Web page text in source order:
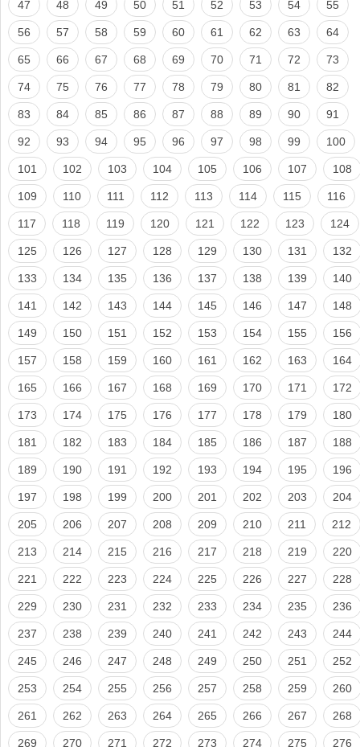
47 48 49 50 51 52 53 54 55
56 57 58 59 60 61 62 63 64
65 66 67 68 69 70 71 72 73
74 75 76 77 78 79 80 81 82
83 84 85 86 87 88 89 90 91
92 93 94 95 96 97 98 99 100
101 102 103 104 105 106 107 108
109 110 111 112 113 114 115 116
117 118 119 120 121 122 123 124
125 126 127 128 129 130 131 132
133 134 135 136 137 138 139 140
141 142 143 144 145 146 147 148
149 150 151 152 153 154 155 156
157 158 159 160 161 162 163 164
165 166 167 168 169 170 171 172
173 174 175 176 177 178 179 180
181 182 183 184 185 186 187 188
189 190 191 192 193 194 195 196
197 198 199 200 201 202 203 204
205 206 207 208 209 210 211 212
213 214 215 216 217 218 219 220
221 222 223 224 225 226 227 228
229 230 231 232 233 234 235 236
237 238 239 240 241 242 243 244
245 246 247 248 249 250 251 252
253 254 255 256 257 258 259 260
261 262 263 264 265 266 267 268
269 270 271 272 273 274 275 276